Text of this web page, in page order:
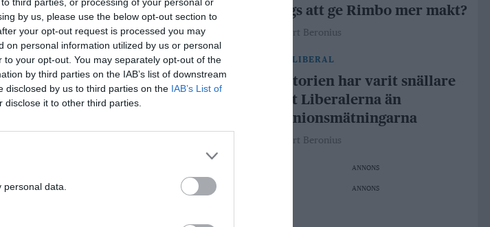
by us, please use the below opt-out section to
your opt-out request is processed you may
on personal information utilized by us or personal
your opt-out. You may separately opt-out of the
by third parties on the IAB’s list of downstream
disclosed by us to third parties on the IAB’s List of
disclose it to other third parties.
data.
Dags att ge Rimbo mer makt?
Robert Beronius
LIBERAL
Historien har varit snällare
mot Liberalerna än
opinionsmätningarna
Robert Beronius
ANNONS
ANNONS